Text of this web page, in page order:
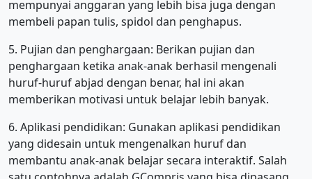
mempunyai anggaran yang lebih bisa juga dengan
membeli papan tulis, spidol dan penghapus.
5. Pujian dan penghargaan: Berikan pujian dan
penghargaan ketika anak-anak berhasil mengenali
huruf-huruf abjad dengan benar, hal ini akan
memberikan motivasi untuk belajar lebih banyak.
6. Aplikasi pendidikan: Gunakan aplikasi pendidikan
yang didesain untuk mengenalkan huruf dan
membantu anak-anak belajar secara interaktif. Salah